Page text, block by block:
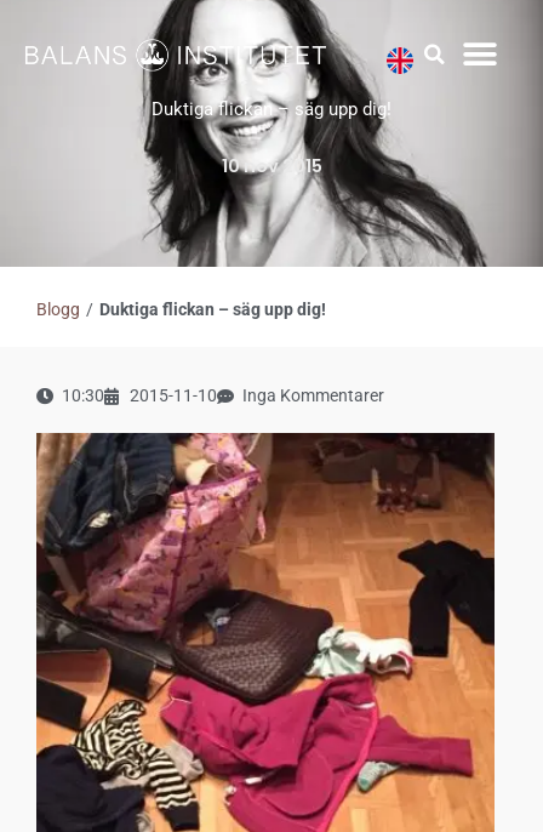
innehåll
Duktiga flickan – säg upp dig!
10 nov 2015
Blogg / Duktiga flickan – säg upp dig!
10:30 2015-11-10 Inga Kommentarer